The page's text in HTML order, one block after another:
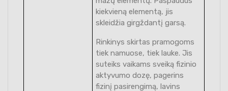
kiekvieną elementą, jis
skleidžia girgždantį garsą.
Rinkinys skirtas pramogoms
tiek namuose, tiek lauke. Jis
suteiks vaikams sveiką fizinio
aktyvumo dozę, pagerins
fizinį pasirengimą, lavins